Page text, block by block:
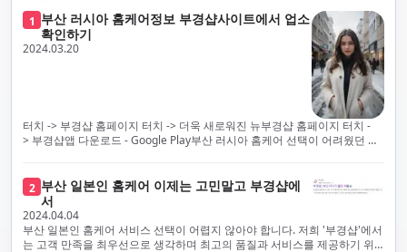
1 부산 러시아 홈케어정보 부경샵사이트에서 업소
확인하기
2024.03.20
터치 -> 부경샵 홈페이지 터치 -> 더욱 새로워진 뉴부경샵 홈페이지 터치 -
> 부경샵앱 다운로드 - Google Play부산 러시아 홈케어 선택이 어려웠던 시
스의 모든 과정을 후불제로 운영합니다. 이는 고객님의 최대 편의를 보장하
기 위한 부경샵의 약속입니다.부경샵은 현장에서 바로 고객님께 서비스를
제공하는 깨끗하고 전문적으로 훈련된 관리사들을 다수 보유하고 있음을 자
랑스럽게 생각합니다. 이는 프리미엄 부산 러시아 홈케어 경험을 제공하기
위한 부경샵의 노력의 일환입니다.현 시대의 불확실성 속에서, 안전은 부경
2 부산 일본인 홈케어 이제는 고민말고 부경샵에
서
2024.04.04
부산 일본인 홈케어 서비스 선택이 어렵지 않아야 합니다. 저희 '부경샵'에서
는 고객 만족을 최우선으로 생각하며 최고의 품질과 서비스를 제공하기 위